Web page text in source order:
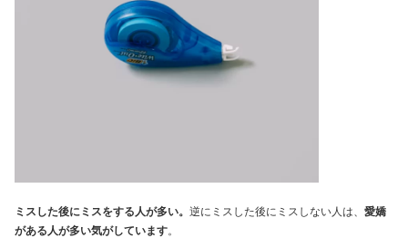
ミスした後にミスをする人が多い。 逆にミスした後にミスしない人は、 愛嬌
がある人が多い気がしています。